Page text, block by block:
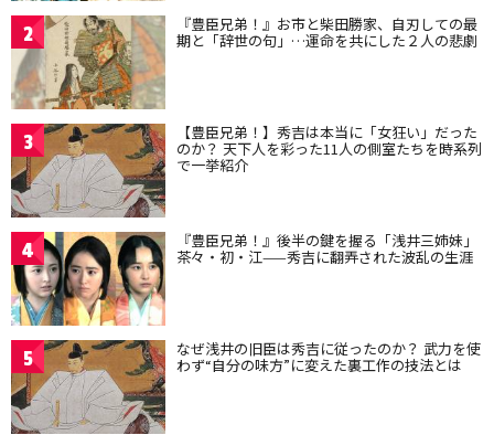
2 『豊臣兄弟！』お市と柴田勝家、自刃しての最
期と「辞世の句」…運命を共にした２人の悲劇
3 【豊臣兄弟！】秀吉は本当に「女狂い」だった
のか？ 天下人を彩った11人の側室たちを時系列
で一挙紹介
4 『豊臣兄弟！』後半の鍵を握る「浅井三姉妹」
茶々・初・江——秀吉に翻弄された波乱の生涯
5 なぜ浅井の旧臣は秀吉に従ったのか？ 武力を使
わず“自分の味方”に変えた裏工作の技法とは